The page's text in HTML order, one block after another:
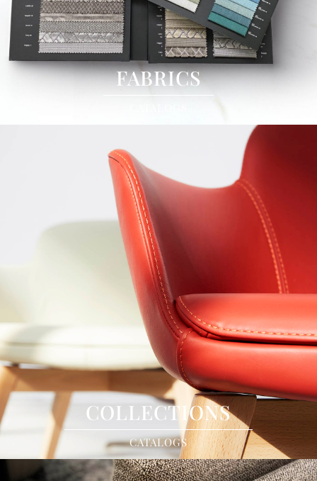
FABRICS
COLLECTIONS
CATALOGS